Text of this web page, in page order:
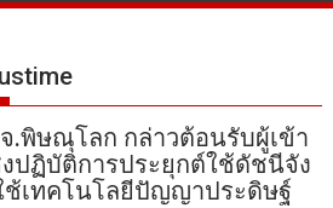
.พิษณุโลก กล่าวต้อนรับผู้เข้า
ปฏิบัติการประยุกต์ใช้ดัชนีจัง
เทคโนโลยีปัญญาประดิษฐ์